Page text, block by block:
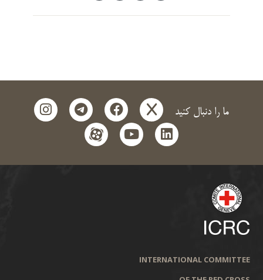
ما را دنبال کنید x
facebook
telegram
instagram
linkedin
youtube
aparat
INTERNATIONAL COMMITTEE